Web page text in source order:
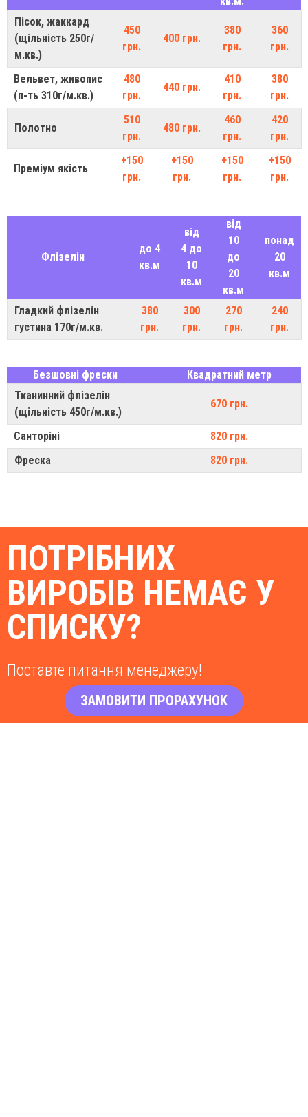
Пісок, жаккард
(щільність 250г/
м.кв.)
450
грн.
400 грн.
380
грн.
360
грн.
Вельвет, живопис
(п-ть 310г/м.кв.)
480
грн.
440 грн.
410
грн.
380
грн.
Полотно
510
грн.
480 грн.
460
грн.
420
грн.
Преміум якість
+150
грн.
+150
грн.
+150
грн.
+150
грн.
Флізелін
до 4
кв.м
від
4 до
10
кв.м
від
10
до
20
кв.м
понад
20
кв.м
Гладкий флізелін
густина 170г/м.кв.
380
грн.
300
грн.
270
грн.
240
грн.
Безшовні фрески
Квадратний метр
Тканинний флізелін
(щільність 450г/м.кв.)
670 грн.
Санторіні
820 грн.
Фреска
820 грн.
ПОТРІБНИХ
ВИРОБІВ НЕМАЄ У
СПИСКУ?
Поставте питання менеджеру!
ЗАМОВИТИ ПРОРАХУНОК